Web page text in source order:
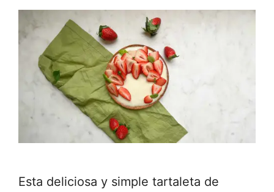
Esta deliciosa y simple tartaleta de